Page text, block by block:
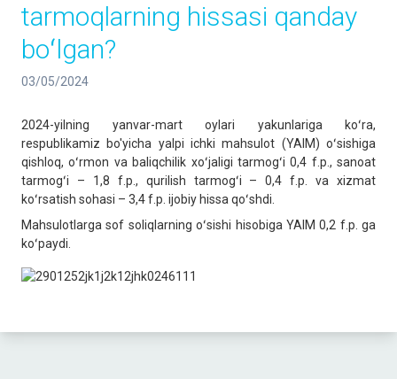
tarmoqlarning hissasi qanday
boʻlgan?
03/05/2024
2024-yilning yanvar-mart oylari yakunlariga koʻra,
respublikamiz bo'yicha yalpi ichki mahsulot (YAIM) oʻsishiga
qishloq, oʻrmon va baliqchilik xoʻjaligi tarmogʻi 0,4 f.p., sanoat
tarmogʻi – 1,8 f.p., qurilish tarmogʻi – 0,4 f.p. va xizmat
koʻrsatish sohasi – 3,4 f.p. ijobiy hissa qoʻshdi.
Mahsulotlarga sof soliqlarning oʻsishi hisobiga YAIM 0,2 f.p. ga
koʻpaydi.